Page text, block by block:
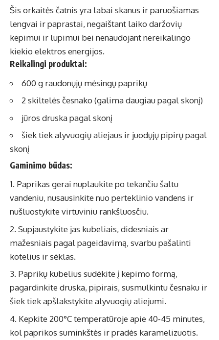
Šis orkaitės čatnis yra labai skanus ir paruošiamas
lengvai ir paprastai, negaištant laiko daržovių
kepimui ir lupimui bei nenaudojant nereikalingo
kiekio elektros energijos.
Reikalingi produktai:
600 g raudonųjų mėsingų paprikų
2 skiltelės česnako (galima daugiau pagal skonį)
jūros druska pagal skonį
šiek tiek alyvuogių aliejaus ir juodųjų pipirų pagal
skonį
Gaminimo būdas:
Paprikas gerai nuplaukite po tekančiu šaltu
vandeniu, nusausinkite nuo perteklinio vandens ir
nušluostykite virtuviniu rankšluosčiu.
Supjaustykite jas kubeliais, didesniais ar
mažesniais pagal pageidavimą, svarbu pašalinti
kotelius ir sėklas.
Paprikų kubelius sudėkite į kepimo formą,
pagardinkite druska, pipirais, susmulkintu česnaku ir
šiek tiek apšlakstykite alyvuogių aliejumi.
Kepkite 200°C temperatūroje apie 40-45 minutes,
kol paprikos suminkštės ir pradės karamelizuotis.